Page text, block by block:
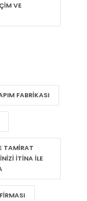
VE
FABRIKASI
TAMIRAT
ITINA ILE